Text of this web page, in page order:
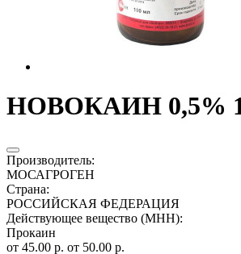
НОВОКАИН 0,5%
Производитель:
МОСАГРОГЕН
Страна:
РОССИЙСКАЯ ФЕДЕРАЦИЯ
Действующее вещество (МНН):
Прокаин
от 45.00 р. от 50.00 р.